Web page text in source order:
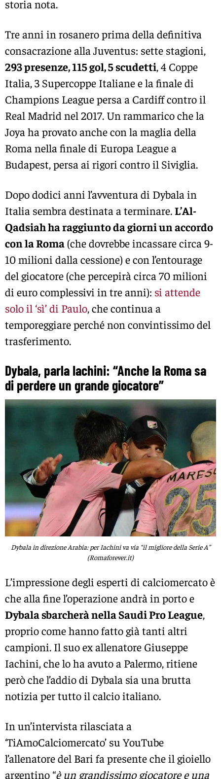
storia nota.
Tre anni in rosanero prima della definitiva
consacrazione alla Juventus: sette stagioni,
293 presenze, 115 gol, 5 scudetti, 4 Coppe
Italia, 3 Supercoppe Italiane e la finale di
Champions League persa a Cardiff contro il
Real Madrid nel 2017. Un rammarico che la
Joya ha provato anche con la maglia della
Roma nella finale di Europa League a
Budapest, persa ai rigori contro il Siviglia.
Dopo dodici anni l’avventura di Dybala in
Italia sembra destinata a terminare.L’Al-
Qadsiah ha raggiunto da giorni un accordo
con la Roma(che dovrebbe incassare circa 9-
10 milioni dalla cessione) e con l’entourage
del giocatore (che percepirà circa 70 milioni
di euro complessivi in tre anni): si attende
solo il ‘sì’ di Paulo, che continua a
temporeggiare perché non convintissimo del
trasferimento.
Dybala, parla Iachini: “Anche la Roma sa
di perdere un grande giocatore”
Dybala in direzione Arabia: per Iachini va via “il migliore della Serie A”
(Romaforever.it)
L’impressione degli esperti di calciomercato è
che alla fine l’operazione andrà in porto e
Dybala sbarcherà nella Saudi Pro League,
proprio come hanno fatto già tanti altri
campioni. Il suo ex allenatore Giuseppe
Iachini, che lo ha avuto a Palermo, ritiene
però che l’addio di Dybala sia una brutta
notizia per tutto il calcio italiano.
In un’intervista rilasciata a
‘TiAmoCalciomercato’ su YouTube
l’allenatore del Bari fa presente che il gioiello
argentino “è un grandissimo giocatore e una